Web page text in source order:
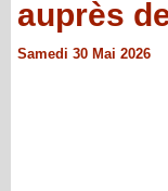
auprès
Samedi 30 Mai 2026